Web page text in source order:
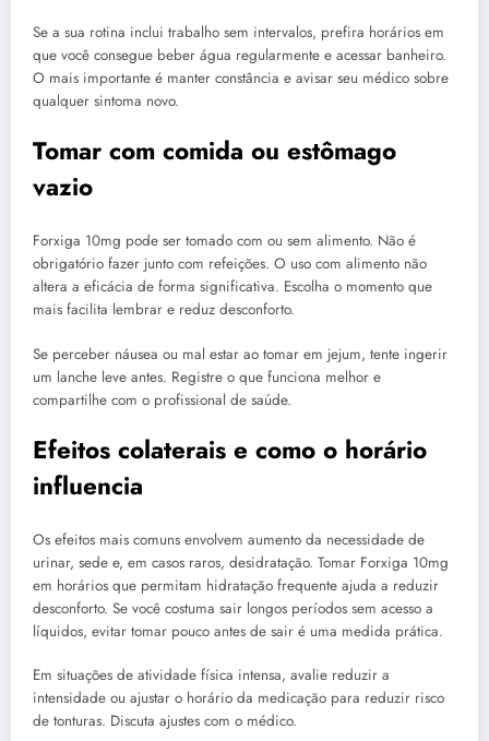
Se a sua rotina inclui trabalho sem intervalos, prefira horários em
que você consegue beber água regularmente e acessar banheiro.
O mais importante é manter constância e avisar seu médico sobre
qualquer sintoma novo.
Tomar com comida ou estômago
vazio
Forxiga 10mg pode ser tomado com ou sem alimento. Não é
obrigatório fazer junto com refeições. O uso com alimento não
altera a eficácia de forma significativa. Escolha o momento que
mais facilita lembrar e reduz desconforto.
Se perceber náusea ou mal estar ao tomar em jejum, tente ingerir
um lanche leve antes. Registre o que funciona melhor e
compartilhe com o profissional de saúde.
Efeitos colaterais e como o horário
influencia
Os efeitos mais comuns envolvem aumento da necessidade de
urinar, sede e, em casos raros, desidratação. Tomar Forxiga 10mg
em horários que permitam hidratação frequente ajuda a reduzir
desconforto. Se você costuma sair longos períodos sem acesso a
líquidos, evitar tomar pouco antes de sair é uma medida prática.
Em situações de atividade física intensa, avalie reduzir a
intensidade ou ajustar o horário da medicação para reduzir risco
de tonturas. Discuta ajustes com o médico.